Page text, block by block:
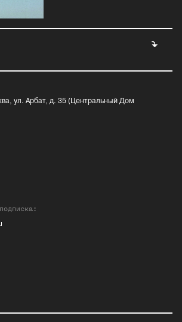
ул. Арбат, д. 35 (Центральный Дом